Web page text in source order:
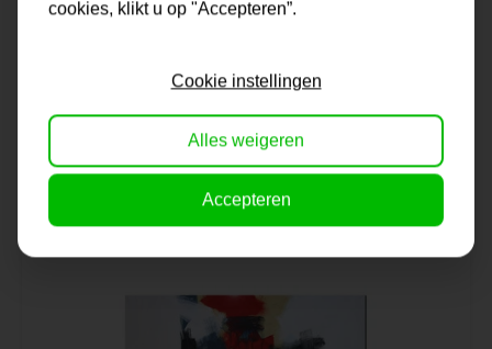
Schilderij | Bloom
99,95
cookies, klikt u op "Accepteren”.
Cookie instellingen
Alles weigeren
Accepteren